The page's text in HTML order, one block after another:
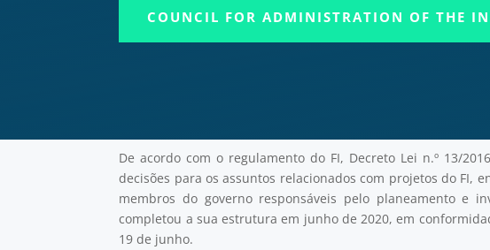
COUNCIL FOR ADMINISTRATION OF THE
De acordo com o regulamento do FI, Decreto Lei n.º 13/
decisões para os assuntos relacionados com projetos do FI,
membros do governo responsáveis pelo planeamento e
completou a sua estrutura em junho de 2020, em
19 de junho.